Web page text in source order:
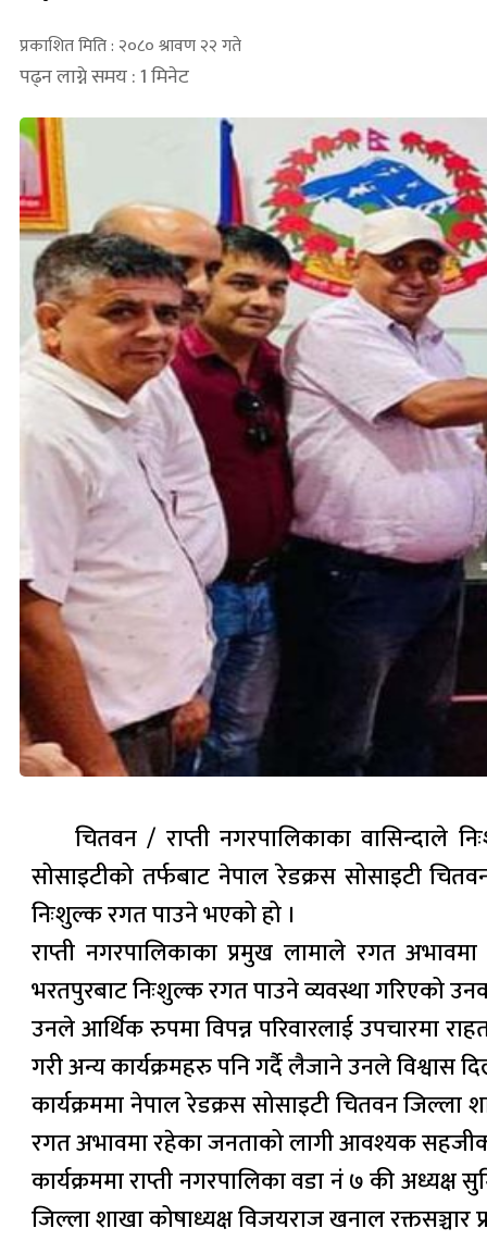
प्रकाशित मिति : २०८० श्रावण २२ गते
पढ्न लाग्ने समय : 1 मिनेट
चितवन / राप्ती नगरपालिकाका वासिन्दाले
सोसाइटीको तर्फबाट नेपाल रेडक्रस सोसाइटी
निःशुल्क रगत पाउने भएको हो ।
राप्ती नगरपालिकाका प्रमुख लामाले रगत
भरतपुरबाट निःशुल्क रगत पाउने व्यवस्था गरिएको
उनले आर्थिक रुपमा विपन्न परिवारलाई उपचारमा
गरी अन्य कार्यक्रमहरु पनि गर्दै लैजाने उनले विश्वास
कार्यक्रममा नेपाल रेडक्रस सोसाइटी चितवन
रगत अभावमा रहेका जनताको लागी आवश्यक
कार्यक्रममा राप्ती नगरपालिका वडा नं ७ की
जिल्ला शाखा कोषाध्यक्ष विजयराज खनाल